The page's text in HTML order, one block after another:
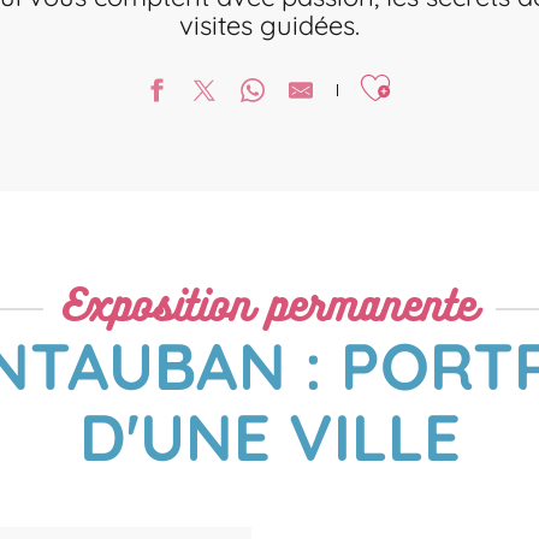
visites guidées.
Ajouter aux favoris
Exposition permanente
:
D'UNE VILLE